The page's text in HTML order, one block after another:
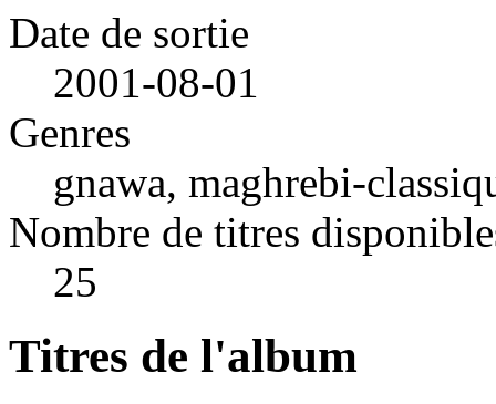
Date de sortie
2001-08-01
Genres
gnawa, maghrebi-
Nombre de titres
25
Titres de l'album